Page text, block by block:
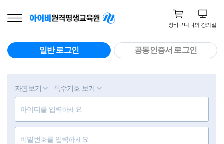
장바구니나의 강의실
일반 로그인 공동인증서 로그인
자판보기 특수기호 보기